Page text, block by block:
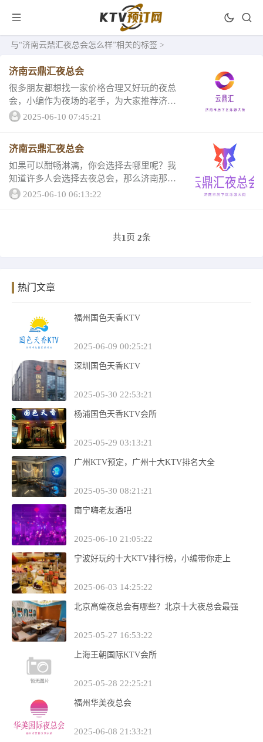
与“济南云鼎汇夜总会怎么样”相关的标签 >
济南云鼎汇夜总会
很多朋友都想找一家价格合理又好玩的夜总
会，小编作为夜场的老手，为大家推荐济南
云鼎汇夜总会，攻略十分详细，详情和介绍
消费1...
2025-06-10 07:45:21
济南云鼎汇夜总会
如果可以酣畅淋漓，你会选择去哪里呢？我
知道许多人会选择去夜总会，那么济南那么
多夜总会去那家才好？那么不如来作为内行
2025-06-10 06:13:22
共1 页 2条
热门文章
福州国色天香KTV
2025-06-09 00:25:21
深圳国色天香KTV
2025-05-30 22:53:21
杨浦国色天香KTV会所
2025-05-29 03:13:21
广州KTV预定，广州十大KTV排名大全
2025-05-30 08:21:21
南宁嗨老友酒吧
2025-06-10 21:05:22
宁波好玩的十大KTV排行榜，小编带你走上
2025-06-03 14:25:22
北京高端夜总会有哪些？北京十大夜总会最强
2025-05-27 16:53:22
上海王朝国际KTV会所
2025-05-28 22:25:21
福州华美夜总会
2025-06-08 21:33:21